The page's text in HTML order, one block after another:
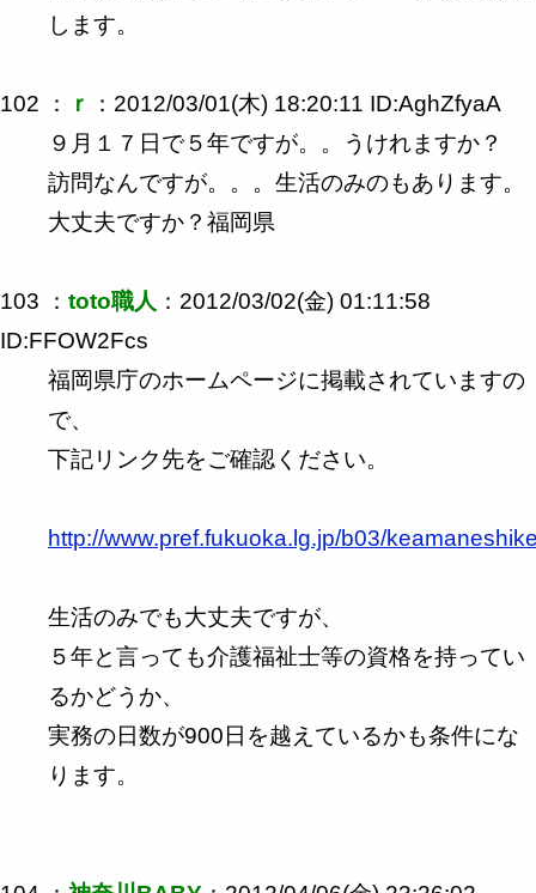
します。
102 ： ｒ
：2012/03/01(木) 18:20:11 ID:AghZfyaA
９月１７日で５年ですが。。うけれますか？
訪問なんですが。。。生活のみのもあります。
大丈夫ですか？福岡県
103 ： toto職人 ：2012/03/02(金) 01:11:58
ID:FFOW2Fcs
福岡県庁のホームページに掲載されていますの
で、
下記リンク先をご確認ください。
http://www.pref.fukuoka.lg.jp/b03/
生活のみでも大丈夫ですが、
５年と言っても介護福祉士等の資格を持ってい
るかどうか、
実務の日数が900日を越えているかも条件にな
ります。